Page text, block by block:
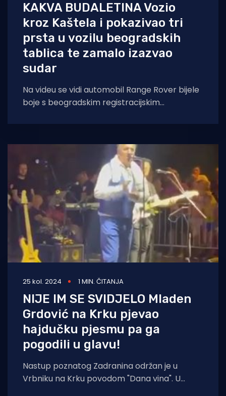
KAKVA BUDALETINA Vozio
kroz Kaštela i pokazivao tri
prsta u vozilu beogradskih
tablica te zamalo izazvao
sudar
Na videu se vidi automobil Range Rover bijele
boje s beogradskim registracijskim
25 kol. 2024 1 MIN. ČITANJA
NIJE IM SE SVIDJELO Mladen
Grdović na Krku pjevao
hajdučku pjesmu pa ga
pogodili u glavu!
Nastup poznatog Zadranina održan je u
Vrbniku na Krku povodom "Dana vina". U